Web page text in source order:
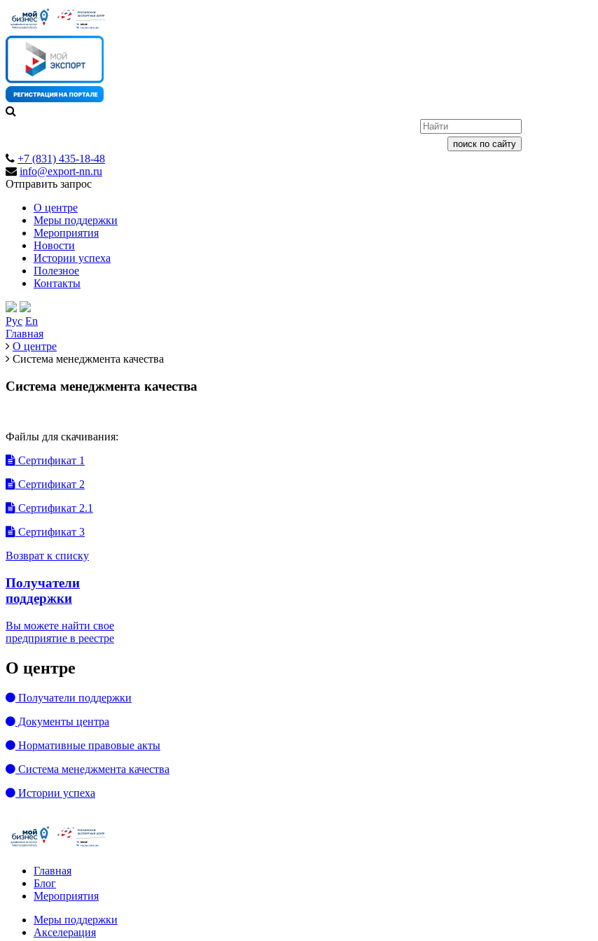
+7 (831) 435-18-48
info@export-nn.ru
Отправить запрос
О центре
Меры поддержки
Мероприятия
Новости
Истории успеха
Полезное
Контакты
Рус En
Главная
О центре
Система менеджмента качества
Система менеджмента качества
Файлы для скачивания:
Сертификат 1
Сертификат 2
Сертификат 2.1
Сертификат 3
Возврат к списку
Получатели
поддержки
Вы можете найти свое
предприятие в реестре
О центре
Получатели поддержки
Документы центра
Нормативные правовые акты
Система менеджмента качества
Истории успеха
Главная
Блог
Мероприятия
Меры поддержки
Акселерация